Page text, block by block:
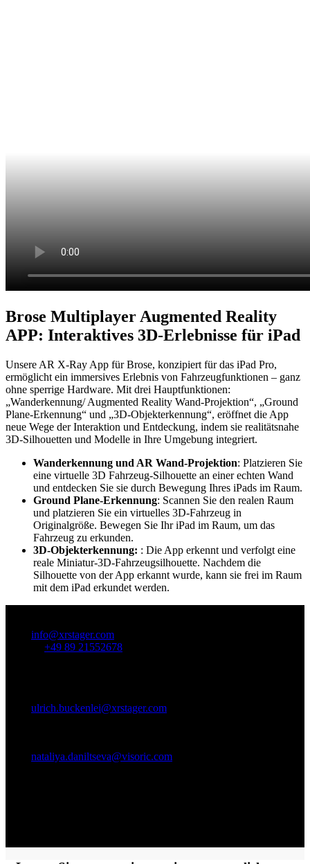
Brose Multiplayer Augmented Reality
APP: Interaktives 3D-Erlebnisse für iPad
Unsere AR X-Ray App für Brose, konzipiert für das iPad Pro,
ermöglicht ein immersives Erlebnis von Fahrzeugfunktionen – ganz
ohne sperrige Hardware. Mit drei Hauptfunktionen:
„Wanderkennung/ Augmented Reality Wand-Projektion“, „Ground
Plane-Erkennung“ und „3D-Objekterkennung“, eröffnet die App
neue Wege der Interaktion und Entdeckung, indem sie realitätsnahe
3D-Silhouetten und Modelle in Ihre Umgebung integriert.
Wanderkennung und AR Wand-Projektion: Platzieren Sie
eine virtuelle 3D Fahrzeug-Silhouette an einer echten Wand
und entdecken Sie sie durch Bewegung Ihres iPads im Raum.
Ground Plane-Erkennung: Scannen Sie den realen Raum
und platzieren Sie ein virtuelles 3D-Fahrzeug in
Originalgröße. Bewegen Sie Ihr iPad im Raum, um das
Fahrzeug zu erkunden.
3D-Objekterkennung: : Die App erkennt und verfolgt eine
reale Miniatur-3D-Fahrzeugsilhouette. Nachdem die
Silhouette von der App erkannt wurde, kann sie frei im Raum
mit dem iPad erkundet werden.
info@xrstager.com
+49 89 21552678
ulrich.buckenlei@xrstager.com
nataliya.daniltseva@visoric.com